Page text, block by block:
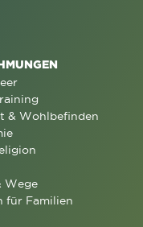
& Wohlbefinden
Wege
für Familien